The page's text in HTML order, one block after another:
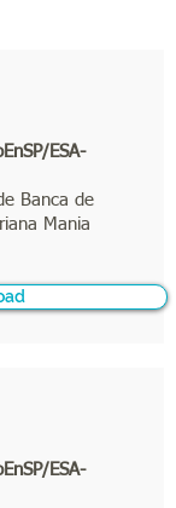
ESA-
Banca de
Mania
ESA-